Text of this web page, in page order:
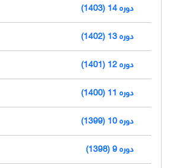
دوره 14 (1403)
دوره 13 (1402)
دوره 12 (1401)
دوره 11 (1400)
دوره 10 (1399)
دوره 9 (1398)